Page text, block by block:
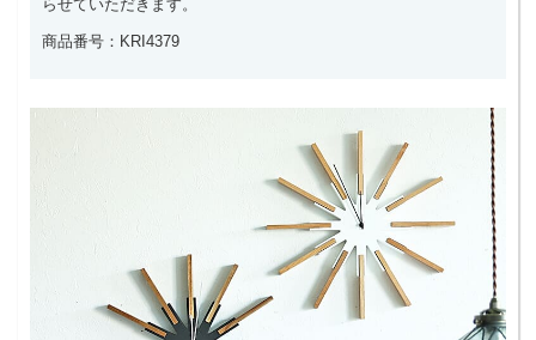
らせていただきます。
商品番号：KRI4379